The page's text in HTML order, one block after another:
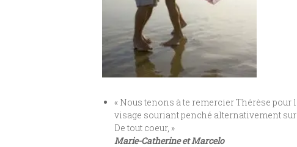
« Nous tenons à te remercier Thérèse
visage souriant penché alternativement sur
De tout coeur, »
Marie-Catherine et Marcelo